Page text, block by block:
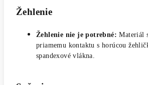
Žehlenie
Žehlenie nie je potrebné: Materiál
priamemu kontaktu s horúcou
spandexové vlákna.